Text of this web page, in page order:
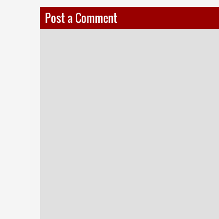
Post a Comment